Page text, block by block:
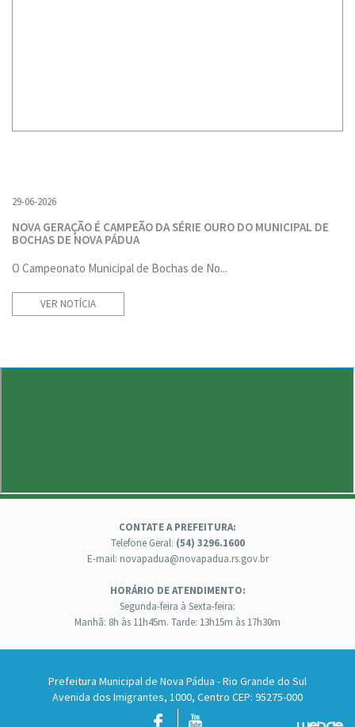
29-06-2026
NOVA GERAÇÃO É CAMPEÃO DA SÉRIE OURO DO MUNICIPAL DE
BOCHAS DE NOVA PÁDUA
O Campeonato Municipal de Bochas de No...
VER NOTÍCIA
CONTATE A PREFEITURA:
Telefone Geral: (54) 3296.1600
E-mail: novapadua@novapadua.rs.gov.br
HORÁRIO DE ATENDIMENTO:
Segunda-feira à Sexta-feira:
Manhã: 8h às 11h45m. Tarde: 13h15m às 17h30m
Prefeitura Municipal de Nova Pádua - Rio Grande do Sul
Avenida dos Imigrantes, 1000, Centro CEP: 95275-000